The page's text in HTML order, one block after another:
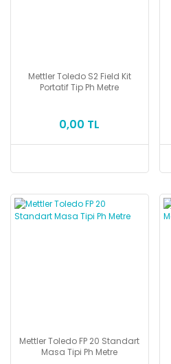
Mettler Toledo S2 Field Kit
Portatif Tip Ph Metre
0,00 TL
Mettler Toledo FP 20 Standart
Masa Tipi Ph Metre